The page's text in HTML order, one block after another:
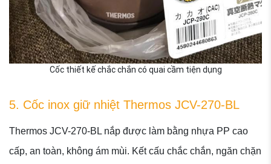
Cốc thiết kế chắc chắn có quai cầm tiện dụng
5. Cốc inox giữ nhiệt Thermos JCV-270-BL
Thermos JCV-270-BL nắp được làm bằng nhựa PP cao
cấp, an toàn, không ám mùi. Kết cấu chắc chắn, ngăn chặn